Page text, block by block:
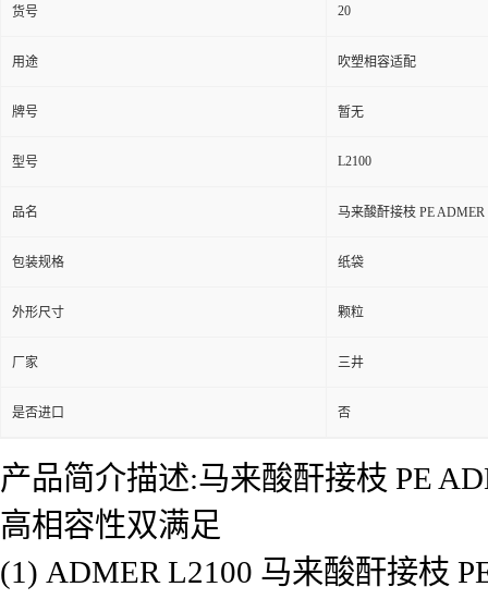
货号 20
用途 吹塑相容适配
牌号 暂无
型号 L2100
品名 马来酸酐接枝 PE
包装规格 纸袋
外形尺寸 颗粒
厂家 三井
是否进口 否
产品简介描述:马来酸酐接枝 PE
高相容性双满足
(1) ADMER L2100 马来酸酐接枝